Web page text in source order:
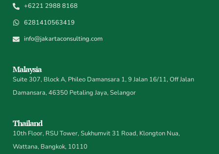
+6221 2988 8168
6281410563419
info@jakartaconsulting.com
Malaysia
Suite 307, Block A, Phileo Damansara 1, 9 Jalan 16/11, Off Jalan
Damansara, 46350 Petaling Jaya, Selangor
Thailand
10th Floor, RSU Tower, Sukhumvit 31 Road, Klongton Nua,
Wattana, Bangkok, 10110